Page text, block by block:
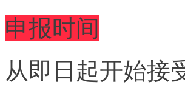
申报时间
从即日起开始接